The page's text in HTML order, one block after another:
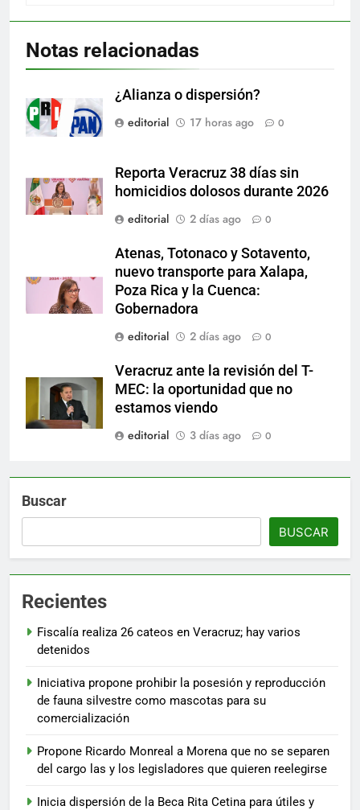
Notas relacionadas
¿Alianza o dispersión?
editorial
17 horas ago 0
Reporta Veracruz 38 días sin
homicidios dolosos durante 2026
editorial
2 días ago 0
Atenas, Totonaco y Sotavento,
nuevo transporte para Xalapa,
Poza Rica y la Cuenca:
Gobernadora
editorial
2 días ago 0
Veracruz ante la revisión del T-
MEC: la oportunidad que no
estamos viendo
editorial
3 días ago 0
Buscar
BUSCAR
Recientes
Fiscalía realiza 26 cateos en Veracruz; hay varios
detenidos
Iniciativa propone prohibir la posesión y reproducción
de fauna silvestre como mascotas para su
comercialización
Propone Ricardo Monreal a Morena que no se separen
del cargo las y los legisladores que quieren reelegirse
Inicia dispersión de la Beca Rita Cetina para útiles y